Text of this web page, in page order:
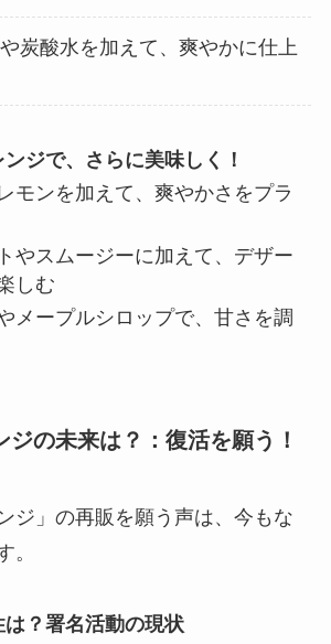
炭酸水を加えて、爽やかに仕上
ジで、さらに美味しく！
モンを加えて、爽やかさをプラ
やスムージーに加えて、デザー
しむ
メープルシロップで、甘さを調
ジの未来は？：復活を願う！
ジ」の再販を願う声は、今もな
。
？署名活動の現状